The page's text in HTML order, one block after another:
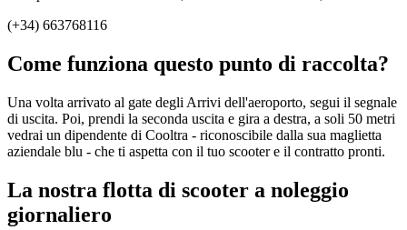
(+34) 663768116
Come funziona questo punto di raccolta?
Una volta arrivato al gate degli Arrivi dell'aeroporto, segui il segnale
di uscita. Poi, prendi la seconda uscita e gira a destra, a soli 50 metri
vedrai un dipendente di Cooltra - riconoscibile dalla sua maglietta
aziendale blu - che ti aspetta con il tuo scooter e il contratto pronti.
La nostra flotta di scooter a noleggio
giornaliero